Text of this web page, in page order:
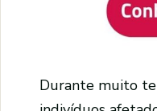
Durante muito